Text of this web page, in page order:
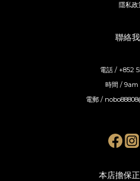
隱私政
聯絡
電話 / +852
時間 / 9am
電郵 /
本店擔保